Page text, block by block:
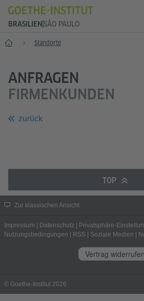
BRASILIEN SÃO PAULO
Start Standorte
ANFRAGEN
FIRMENKUNDEN
zurück
TOP
Zur klassischen Ansicht
Impressum Datenschutz Privatsphäre-
Nutzungsbedingungen
RSS Soziale Medien
Vertrag widerrufen
© Goethe-Institut 2026